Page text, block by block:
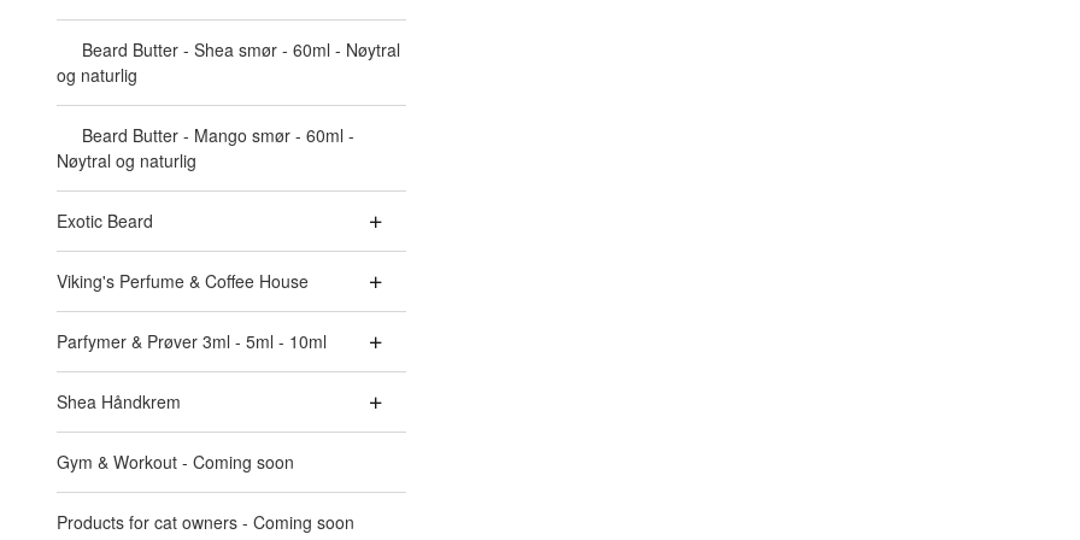
Beard Butter - Shea smør - 60ml - Nøytral
og naturlig
Beard Butter - Mango smør - 60ml -
Nøytral og naturlig
Exotic Beard
Viking's Perfume & Coffee House
Parfymer & Prøver 3ml - 5ml - 10ml
Shea Håndkrem
Gym & Workout - Coming soon
Products for cat owners - Coming soon